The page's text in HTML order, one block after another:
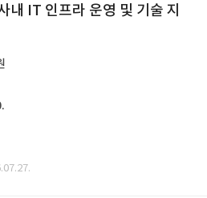
IT 인프라 운영 및 기술 지